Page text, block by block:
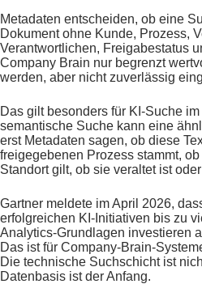
Metadaten entscheiden, ob eine
Dokument ohne Kunde, Prozess,
Verantwortlichen, Freigabestatus
Company Brain nur begrenzt
werden, aber nicht zuverlässig
Das gilt besonders für KI-Suche
semantische Suche kann eine
erst Metadaten sagen, ob diese
freigegebenen Prozess stammt,
Standort gilt, ob sie veraltet ist
Gartner meldete im April 2026,
erfolgreichen KI-Initiativen bis zu
Analytics-Grundlagen investieren
Das ist für Company-Brain-
Die technische Suchschicht ist
Datenbasis ist der Anfang.